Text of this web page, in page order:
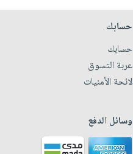
حسابك
حسابك
عربة التسوق
لائحة الأمنيات
وسائل الدفع